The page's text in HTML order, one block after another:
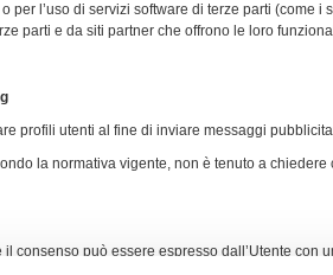
per l’uso di servizi software di terze parti (come
parti e da siti partner che offrono le loro
profili utenti al fine di inviare messaggi
la normativa vigente, non è tenuto a
consenso può essere espresso dall’Utente con